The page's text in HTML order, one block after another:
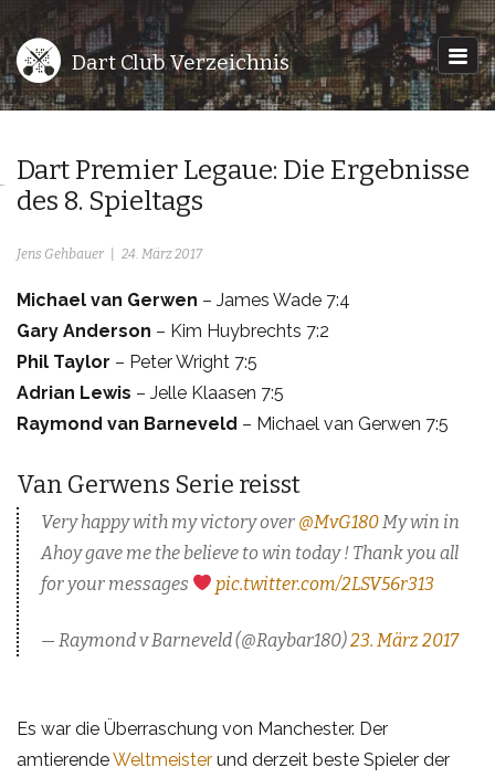
Dart Club Verzeichnis
Dart Premier Legaue: Die Ergebnisse
des 8. Spieltags
Jens Gehbauer 24. März 2017
Michael van Gerwen – James Wade 7:4
Gary Anderson – Kim Huybrechts 7:2
Phil Taylor – Peter Wright 7:5
Adrian Lewis – Jelle Klaasen 7:5
Raymond van Barneveld – Michael van Gerwen 7:5
Van Gerwens Serie reisst
Very happy with my victory over @MvG180 My win in
Ahoy gave me the believe to win today ! Thank you all
for your messages
pic.twitter.com/2LSV56r313
— Raymond v Barneveld (@Raybar180)23. März 2017
Es war die Überraschung von Manchester. Der
amtierendeWeltmeister und derzeit beste Spieler der